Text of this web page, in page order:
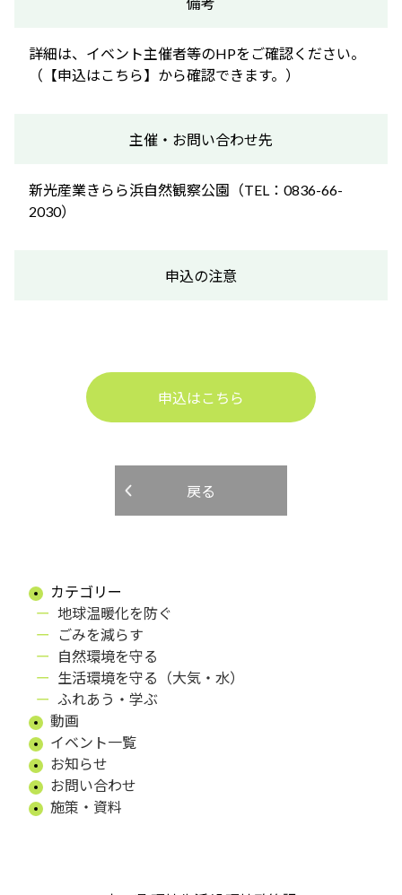
詳細は、イベント主催者等のHPをご確認ください。
（【申込はこちら】から確認できます。）
主催・お問い合わせ先
新光産業きらら浜自然観察公園（TEL：0836-66-
2030）
申込の注意
申込はこちら
戻る
カテゴリー
地球温暖化を防ぐ
ごみを減らす
自然環境を守る
生活環境を守る（大気・水）
ふれあう・学ぶ
動画
イベント一覧
お知らせ
お問い合わせ
施策・資料